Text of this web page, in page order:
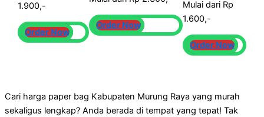
1.900,-
Order Now
Order Now
Mulai dari Rp
1.600,-
Order Now
Cari harga paper bag Kabupaten Murung Raya yang murah
sekaligus lengkap? Anda berada di tempat yang tepat! Tak